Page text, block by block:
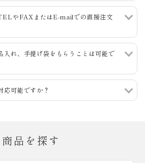
やFAXまたはE-mailでの直接注文
入れ、手提げ袋をもらうことは可能で
応可能ですか？
商品を探す